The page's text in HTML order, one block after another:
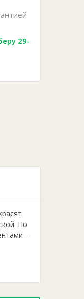
29-
По
–